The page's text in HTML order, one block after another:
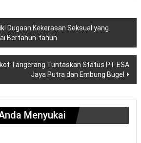
Dugaan Kekerasan Seksual yang
Bertahun-tahun
Tangerang Tuntaskan Status PT ESA
Jaya Putra dan Embung Bugel
Menyukai